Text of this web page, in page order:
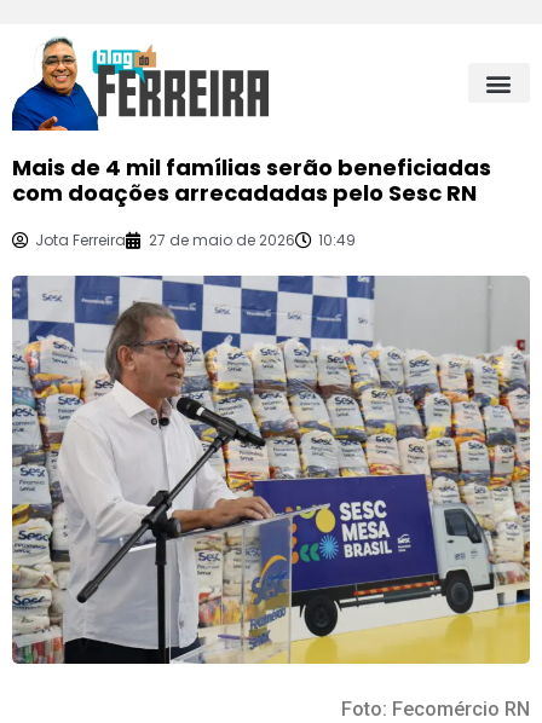
Mais de 4 mil famílias serão beneficiadas
com doações arrecadadas pelo Sesc RN
Jota Ferreira 27 de maio de 2026 10:49
Foto: Fecomércio RN